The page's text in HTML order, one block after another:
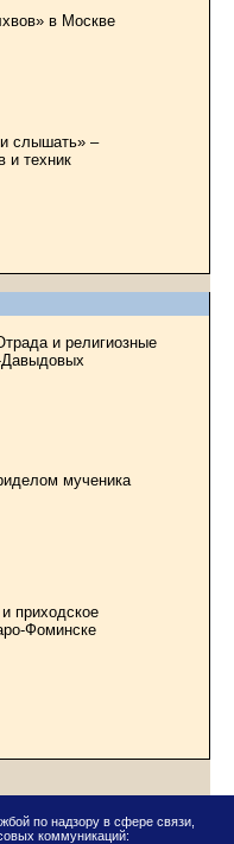
в Москве
слышать» –
и техник
и религиозные
мученика
приходское
Фоминске
по надзору в сфере связи,
коммуникаций: